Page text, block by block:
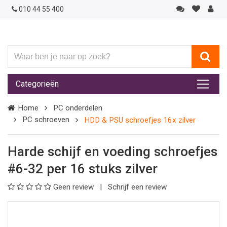
010 44 55 400
ben
je
naar
op
zoek?
Categorieën
Home
PC onderdelen
PC schroeven
HDD & PSU schroefjes 16x zilver
Harde schijf en voeding schroefjes
#6-32 per 16 stuks zilver
Geen review Schrijf een review